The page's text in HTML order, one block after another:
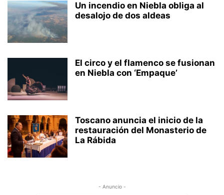
Un incendio en Niebla obliga al
desalojo de dos aldeas
El circo y el flamenco se fusionan
en Niebla con ‘Empaque’
Toscano anuncia el inicio de la
restauración del Monasterio de
La Rábida
- Anuncio -